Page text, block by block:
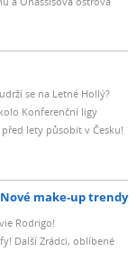
se na Letné Hollý?
Konferenční ligy
lety působit v Česku!
Nové make-up trendy
Rodrigo!
Další Zrádci, oblíbené